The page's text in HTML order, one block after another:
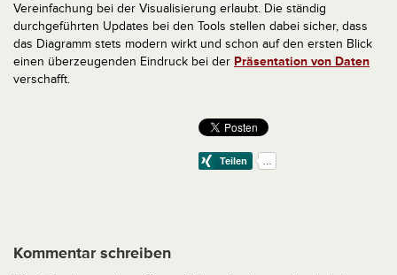
Vereinfachung bei der Visualisierung erlaubt. Die ständig
durchgeführten Updates bei den Tools stellen dabei sicher, dass
das Diagramm stets modern wirkt und schon auf den ersten Blick
einen überzeugenden Eindruck bei der Präsentation von Daten
verschafft.
Kommentar schreiben